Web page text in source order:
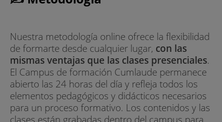
Nuestra metodología online ofrece la flexibilidad
de formarte desde cualquier lugar, con las
mismas ventajas que las clases presenciales.
El Campus de formación Cumlaude permanece
abierto las 24 horas del día y refleja todos los
elementos pedagógicos y didácticos necesarios
para un proceso formativo. Los contenidos y las
clases están grabadas dentro del campus para